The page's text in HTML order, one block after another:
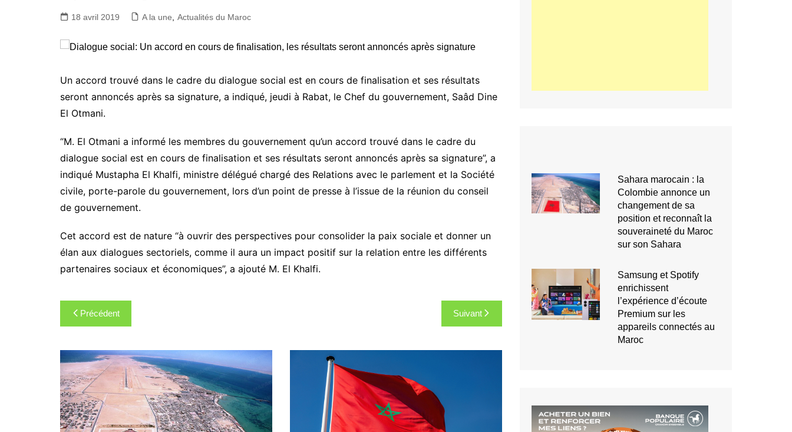
18 avril 2019 A la une Actualités du Maroc
Un accord trouvé dans le cadre du dialogue social est en cours de finalisation et ses résultats
seront annoncés après sa signature, a indiqué, jeudi à Rabat, le Chef du gouvernement, Saâd Dine
El Otmani.
“M. El Otmani a informé les membres du gouvernement qu’un accord trouvé dans le cadre du
dialogue social est en cours de finalisation et ses résultats seront annoncés après sa signature”, a
indiqué Mustapha El Khalfi, ministre délégué chargé des Relations avec le parlement et la Société
civile, porte-parole du gouvernement, lors d’un point de presse à l’issue de la réunion du conseil
de gouvernement.
Cet accord est de nature “à ouvrir des perspectives pour consolider la paix sociale et donner un
élan aux dialogues sectoriels, comme il aura un impact positif sur la relation entre les différents
partenaires sociaux et économiques”, a ajouté M. El Khalfi.
Navigation
de
l’article
Précédent Suivant
Sahara marocain : la
Colombie annonce un
changement de sa
position et reconnaît la
souveraineté du Maroc
sur son Sahara
Samsung et Spotify
enrichissent
l’expérience d’écoute
Premium sur les
appareils connectés au
Maroc